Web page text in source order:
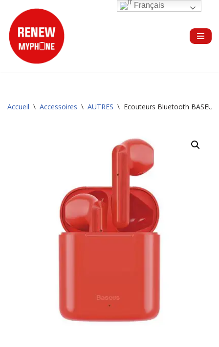
Aller
au
contenu
Accueil \ Accessoires \ AUTRES \ Ecouteurs Bluetooth
Français